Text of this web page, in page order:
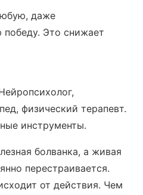
даже
Это снижает
физический терапевт.
инструменты.
болванка, а живая
перестраивается.
от действия. Чем